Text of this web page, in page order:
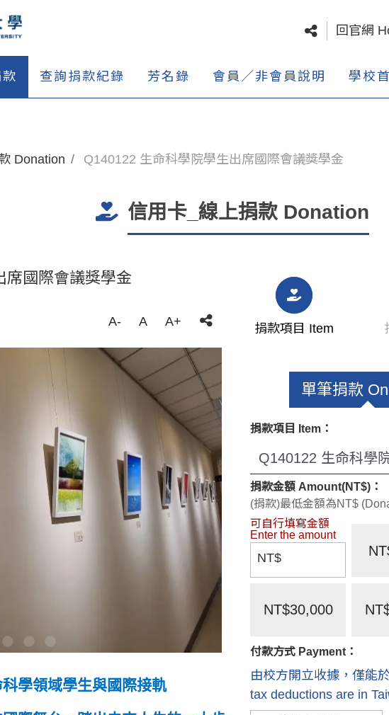
回官網
查詢捐款紀錄 芳名錄 會員／非會員說明 學校
Donation Q140122 生命科學院學生出席國際會議獎學金
信用卡_線上捐款 Donation
席國際會議獎學金
A- A A+
學領域學生與國際接軌
捐款項目 Item
單筆捐款
捐款項目 Item：
捐款金額 Amount(NT$)：
(捐款)最低金額為NT$
NT$
NT$30,000
付款方式 Payment：
由校方開立收據，僅能
tax deductions are in